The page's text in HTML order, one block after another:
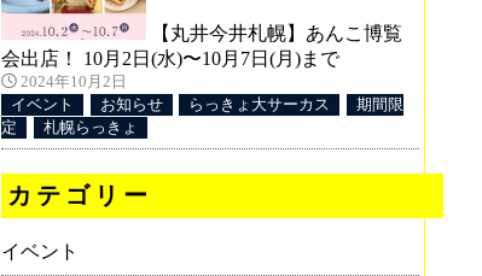
【丸井今井札幌】あんこ博覧
会出店！ 10月2日(水)〜10月7日(月)まで
2024年10月2日
イベント
お知らせ らっきょ大サーカス
期間限
定
札幌らっきょ
カテゴリー
イベント